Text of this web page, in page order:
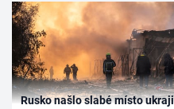
Rusko našlo slabé místo